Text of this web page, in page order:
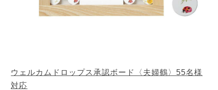
ウェルカムドロップス承認ボード〈夫婦鶴〉55名様
対応